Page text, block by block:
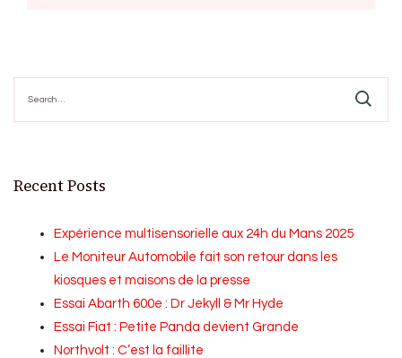
for:
Recent Posts
Expérience multisensorielle aux 24h du Mans 2025
Le Moniteur Automobile fait son retour dans les
kiosques et maisons de la presse
Essai Abarth 600e : Dr Jekyll & Mr Hyde
Essai Fiat : Petite Panda devient Grande
Northvolt : C’est la faillite